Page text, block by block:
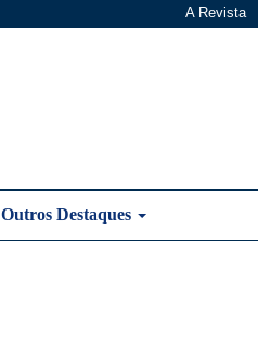
A Revista
Outros Destaques